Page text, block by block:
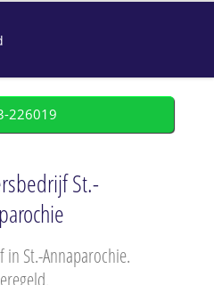
226019
St.-
in St.-Annaparochie.